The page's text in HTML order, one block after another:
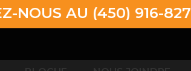
AU (450) 916-8272